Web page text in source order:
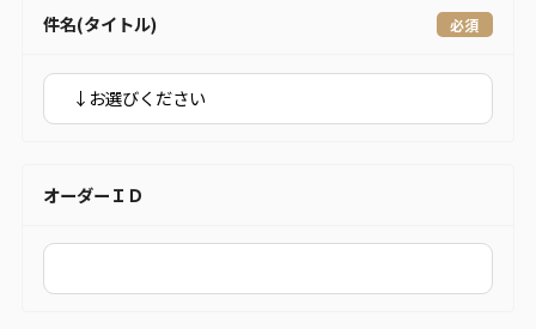
件名(タイトル)
オーダーＩＤ